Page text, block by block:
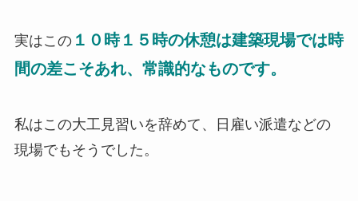
実はこの１０時１５時の休憩は建築現場では時
間の差こそあれ、常識的なものです。
私はこの大工見習いを辞めて、日雇い派遣などの
現場でもそうでした。